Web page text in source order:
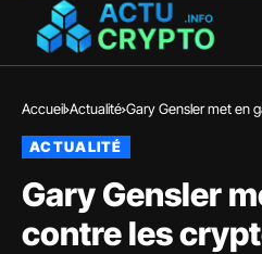
Accueil Actualité Gary Gensler met en
ACTUALITÉ
Gary Gensler
contre les